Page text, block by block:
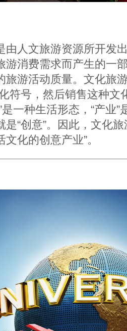
由人文旅游资源所开发
游消费需求而产生的一
旅游活动质量。文化旅
符号，然后销售这种文
一种生活形态，“产业
“创意”。因此，文化
化的创意产业”。